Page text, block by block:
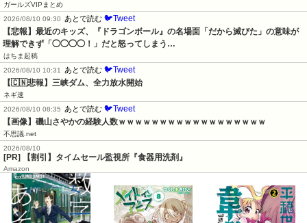
ガールズVIPまとめ
2026/08/10 09:30
あとで読む 🐦Tweet
【悲報】最近のキッズ、『ドラゴンボール』の名場面「だから滅びた」の意味が
理解できず「◯◯◯◯！」だと怒ってしまう…
はちま起稿
2026/08/10 10:31
あとで読む 🐦Tweet
【🇨🇳悲報】三峡ダム、全力放水開始
ネギ速
2026/08/10 08:35
あとで読む 🐦Tweet
【画像】磯山さやかの経験人数ｗｗｗｗｗｗｗｗｗｗｗｗｗｗｗｗｗｗ
不思議.net
2026/08/10
[PR] 【割引】タイムセール監視所『食器用洗剤』
Amazon